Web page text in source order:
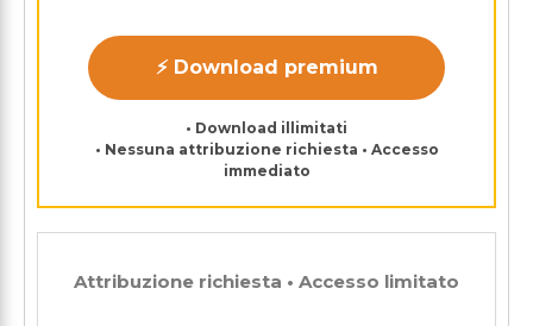
⚡ Download premium
• Download illimitati
• Nessuna attribuzione richiesta • Accesso
immediato
Attribuzione richiesta • Accesso limitato